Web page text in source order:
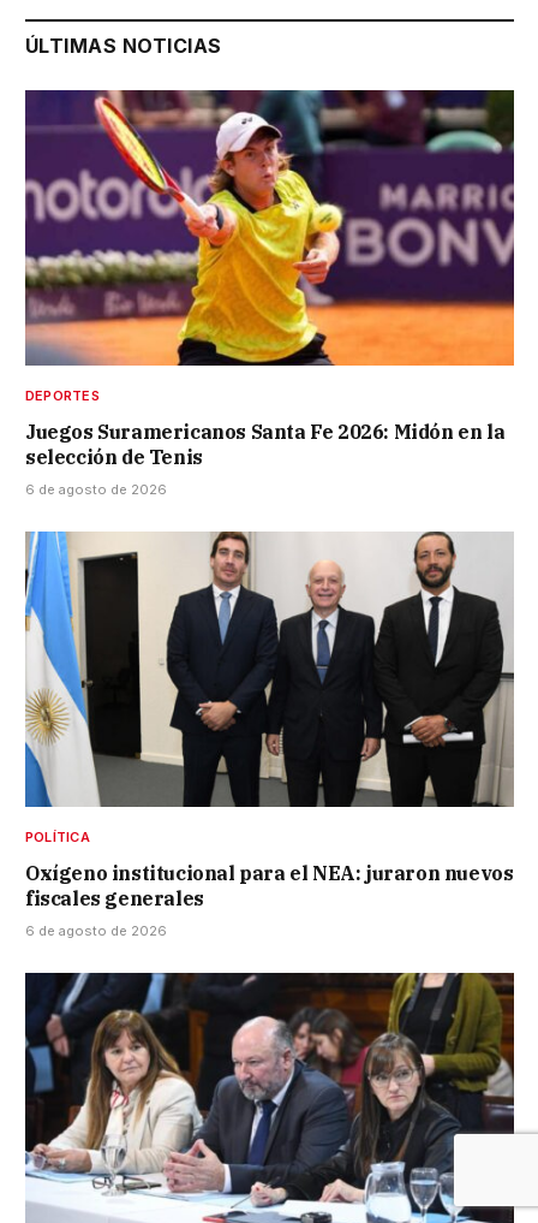
ÚLTIMAS NOTICIAS
DEPORTES
Juegos Suramericanos Santa Fe 2026: Midón en la
selección de Tenis
6 de agosto de 2026
POLÍTICA
Oxígeno institucional para el NEA: juraron nuevos
fiscales generales
6 de agosto de 2026